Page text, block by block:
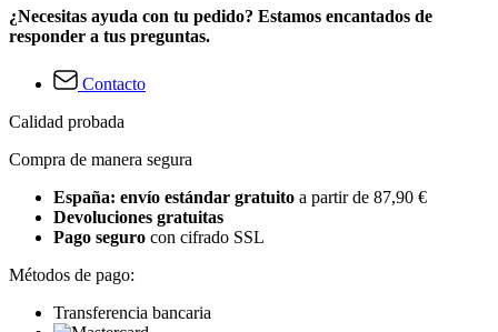
¿Necesitas ayuda con tu pedido? Estamos encantados de
responder a tus preguntas.
Contacto
Calidad probada
Compra de manera segura
España: envío estándar gratuito a partir de 87,90 €
Devoluciones gratuitas
Pago seguro con cifrado SSL
Métodos de pago:
Transferencia bancaria